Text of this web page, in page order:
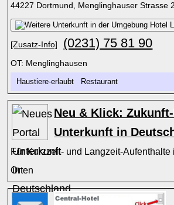
44227 Dortmund, Menglinghauser Strasse
[Zusatz-Info] (0231) 75 81 90
OT: Menglinghausen
Haustiere-erlaubt Restaurant
Neu & Klick:
Unterkunft in
Für Kurzzeit- und Langzeit-Aufenthalte
Orten